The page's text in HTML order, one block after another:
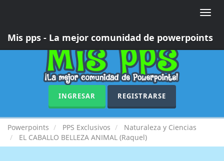
Toggle
Mis pps - La mejor comunidad de powerpoints
INGRESAR REGISTRARSE
Powerpoints PPS Exclusivos
Naturaleza y Ciencias
EL CABALLO BELLEZA ANIMAL (Raquel)